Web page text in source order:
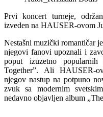
Prvi koncert turneje,
izveden na HAUSER-ovom
Nestašni muzički romantičar
njegovi fanovi upoznali i
poput izuzetno
Together”. Ali HAUSER-
njegov nastup na potpuno
zvuk sa modernim
nedavno objavljen album